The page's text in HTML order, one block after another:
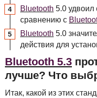
Bluetooth 5.0 удвоил
сравнению с
Bluetooth 5.0
действия для
Bluetooth 5.3
лучше? Что
Итак, какой из этих